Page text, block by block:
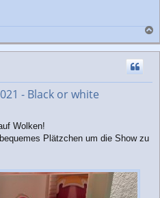
a
c
- Black or white
Wolken!
Plätzchen um die Show zu